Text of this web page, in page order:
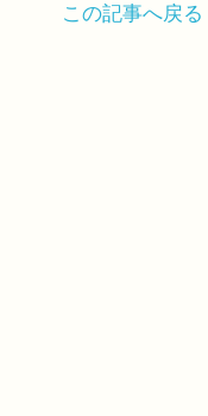
この記事へ戻る